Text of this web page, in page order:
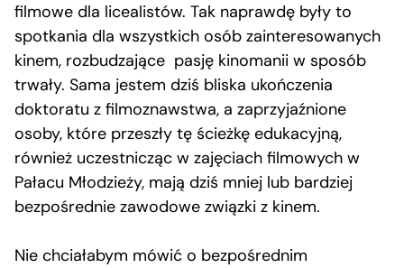
filmowe dla licealistów. Tak naprawdę były to
spotkania dla wszystkich osób zainteresowanych
kinem, rozbudzające pasję kinomanii w sposób
trwały. Sama jestem dziś bliska ukończenia
doktoratu z filmoznawstwa, a zaprzyjaźnione
osoby, które przeszły tę ścieżkę edukacyjną,
również uczestnicząc w zajęciach filmowych w
Pałacu Młodzieży, mają dziś mniej lub bardziej
bezpośrednie zawodowe związki z kinem.
Nie chciałabym mówić o bezpośrednim